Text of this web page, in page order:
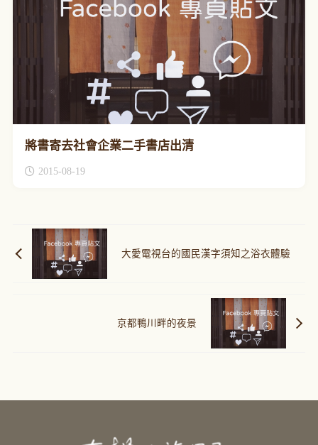
將書寄去社會企業二手書店出清
2015-08-19
大愛電視台的國民漢字須知之浴衣體驗
京都鴨川畔的夜景